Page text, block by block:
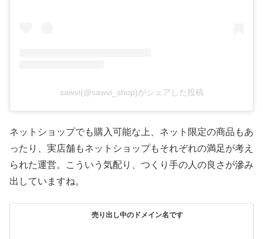
sawvi(@sawvi_shop)がシェアした投稿
ネットショップでも購入可能な上、ネット限定の商品もあ
ったり、実店舗もネットショップもそれぞれの満足が考え
られた運営。こういう気配り、つくり手の人の良さが滲み
出していますね。
売り出し中のドメイン名です